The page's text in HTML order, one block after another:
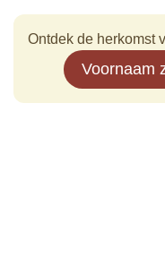
Ontdek de herkomst
Voornaam